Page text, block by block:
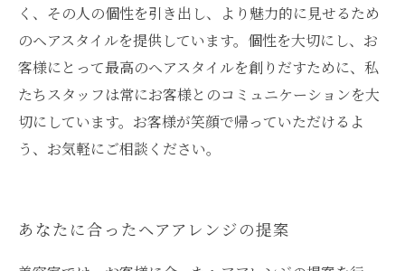
く、その人の個性を引き出し、より魅力的に見せるため
のヘアスタイルを提供しています。個性を大切にし、お
客様にとって最高のヘアスタイルを創りだすために、私
たちスタッフは常にお客様とのコミュニケーションを大
切にしています。お客様が笑顔で帰っていただけるよ
う、お気軽にご相談ください。
あなたに合ったヘアアレンジの提案